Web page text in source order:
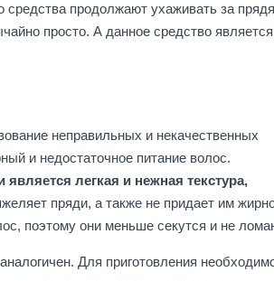
средства продолжают ухаживать за
просто. А данное средство является
неправильных и некачественных
и недостаточное питание волос.
легкая и нежная текстура,
пряди, а также не придает им
поэтому они меньше секутся и не
Для приготовления